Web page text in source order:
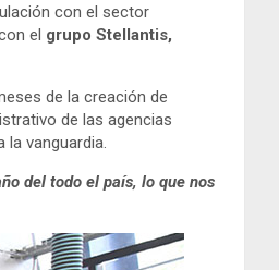
con el sector
el grupo Stellantis,
de la creación de
de las agencias
la vanguardia.
del todo el país, lo que nos